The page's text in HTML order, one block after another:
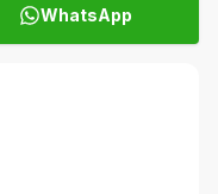
WhatsApp